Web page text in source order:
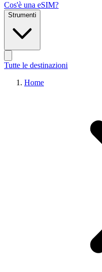
Cos'è una eSIM?
Strumenti
Tutte le destinazioni
Home